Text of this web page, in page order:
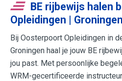
BE rijbewijs halen
Opleidingen | Groningen
Bij Oosterpoort Opleidingen in
Groningen haal je jouw BE
jou past. Met persoonlijke
WRM-gecertificeerde